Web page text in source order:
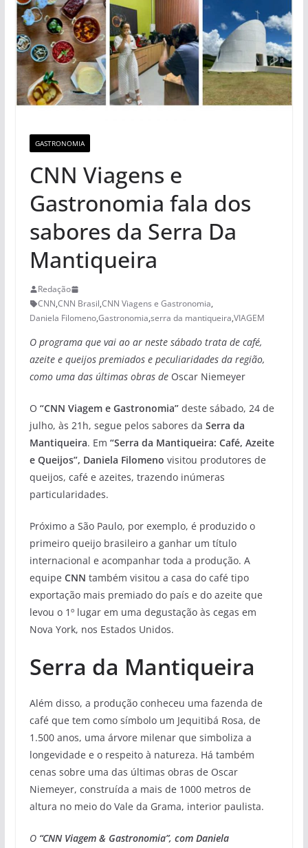
GASTRONOMIA
CNN Viagens e
Gastronomia fala dos
sabores da Serra Da
Mantiqueira
Redação
CNN,CNN Brasil,CNN Viagens e Gastronomia,
Daniela Filomeno,Gastronomia,serra da mantiqueira,VIAGEM
O programa que vai ao ar neste sábado trata de café,
azeite e queijos premiados e peculiaridades da região,
como uma das últimas obras de Oscar Niemeyer
O “CNN Viagem e Gastronomia”deste sábado, 24 de
julho, às 21h, segue pelos sabores da Serra da
Mantiqueira. Em “Serra da Mantiqueira: Café, Azeite
e Queijos”, Daniela Filomeno visitou produtores de
queijos, café e azeites, trazendo inúmeras
particularidades.
Próximo a São Paulo, por exemplo, é produzido o
primeiro queijo brasileiro a ganhar um título
internacional e acompanhar toda a produção. A
equipe CNN também visitou a casa do café tipo
exportação mais premiado do país e do azeite que
levou o 1º lugar em uma degustação às cegas em
Nova York, nos Estados Unidos.
Serra da Mantiqueira
Além disso, a produção conheceu uma fazenda de
café que tem como símbolo um Jequitibá Rosa, de
1.500 anos, uma árvore milenar que simboliza a
longevidade e o respeito à natureza. Há também
cenas sobre uma das últimas obras de Oscar
Niemeyer, construída a mais de 1000 metros de
altura no meio do Vale da Grama, interior paulista.
O “CNN Viagem & Gastronomia”, com Daniela